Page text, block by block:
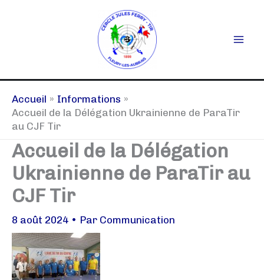
Accueil
Informations
Accueil de la Délégation Ukrainienne de ParaTir
au CJF Tir
Accueil de la Délégation
Ukrainienne de ParaTir au
CJF Tir
8 août 2024 • Par Communication